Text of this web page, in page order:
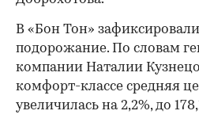
В «Бон Тон»
подорожание. По словам
компании Наталии
комфорт-классе средняя
увеличилась на 2,2%, до